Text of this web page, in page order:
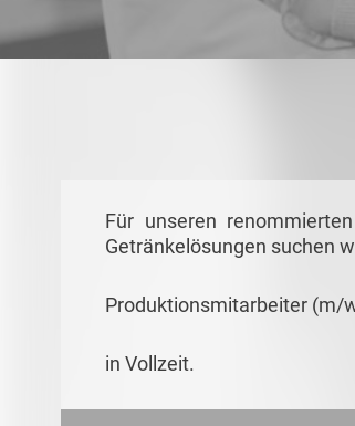
Für unseren
Getränkelösungen suchen
Produktionsmitarbeiter (m/
in Vollzeit.